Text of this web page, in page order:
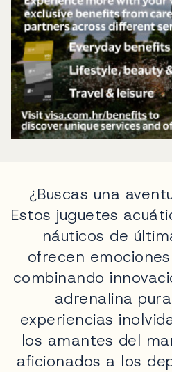
¿Buscas una
Estos juguetes
náuticos de
ofrecen
combinando
adrenalina
experiencias
los amantes del
aficionados a los